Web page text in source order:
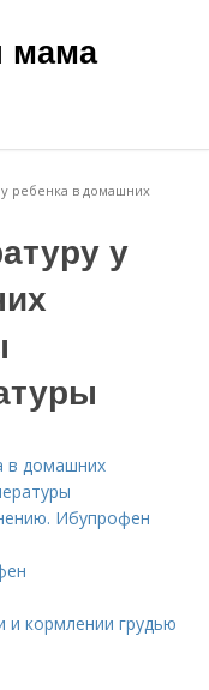
мама
ребенка в домашних
у
в домашних
Ибупрофен
и кормлении грудью